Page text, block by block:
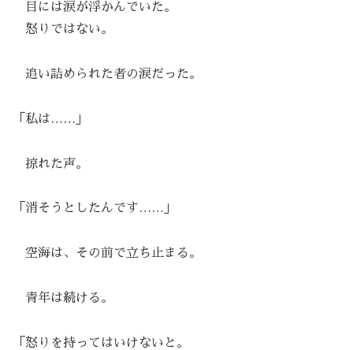
目には涙が浮かんでいた。
怒りではない。
追い詰められた者の涙だった。
「私は……」
掠れた声。
「消そうとしたんです……」
空海は、その前で立ち止まる。
青年は続ける。
「怒りを持ってはいけないと。